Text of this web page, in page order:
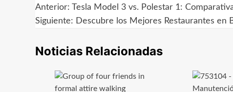
Navegación
entradas
Anterior: Tesla Model 3 vs. Polestar 1:
Siguiente: Descubre los Mejores Restaurantes en
Noticias Relacionadas